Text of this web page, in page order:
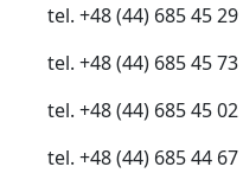
tel. +48 (44) 685 45 29
tel. +48 (44) 685 45 73
tel. +48 (44) 685 45 02
tel. +48 (44) 685 44 67